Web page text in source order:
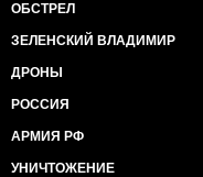
ОБСТРЕЛ
ЗЕЛЕНСКИЙ ВЛАДИМИР
ДРОНЫ
РОССИЯ
АРМИЯ РФ
УНИЧТОЖЕНИЕ